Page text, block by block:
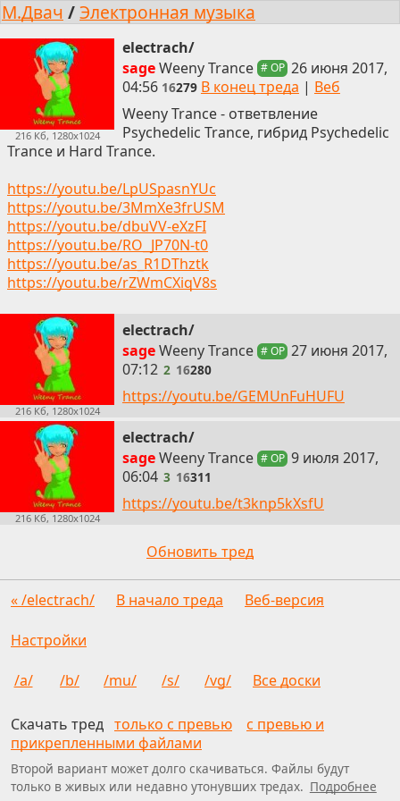
М.Двач /Электронная музыка
216 Кб, 1280x1024
electrach/
sageWeeny Trance # OP 26 июня 2017,
04:56 16279 В конец треда | Веб
Weeny Trance - ответвление
Psychedelic Trance, гибрид Psychedelic
Trance и Hard Trance.
https://youtu.be/LpUSpasnYUc
https://youtu.be/3MmXe3frUSM
https://youtu.be/dbuVV-eXzFI
https://youtu.be/RO_JP70N-t0
https://youtu.be/as_R1DThztk
https://youtu.be/rZWmCXiqV8s
216 Кб, 1280x1024
electrach/
sageWeeny Trance # OP 2
27 июня 2017,
07:12 2 16280
https://youtu.be/GEMUnFuHUFU
216 Кб, 1280x1024
electrach/
sageWeeny Trance # OP 3
9 июля 2017,
06:04 3 16311
https://youtu.be/t3knp5kXsfU
Обновить тред
« /electrach/ В начало треда Веб-версия
Настройки
/a/ /b/ /mu/ /s/ /vg/ Все доски
Скачать тред только с превью
с превью и
прикрепленными файлами
Второй вариант может долго скачиваться. Файлы будут
только в живых или недавно утонувших тредах. Подробнее